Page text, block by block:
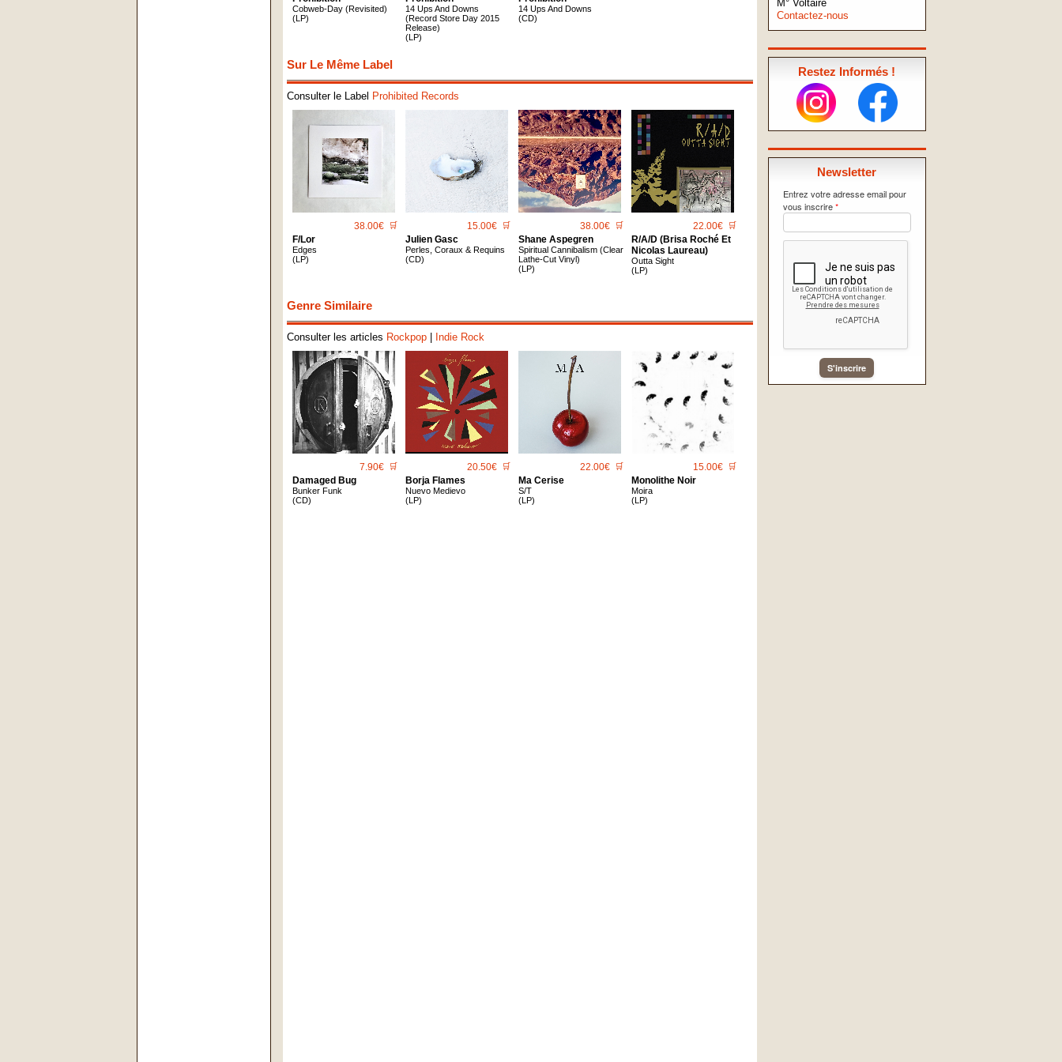
M° Voltaire
Contactez-nous
Restez Informés !
Newsletter
Entrez votre adresse email pour
vous inscrire*
S'inscrire
Cobweb-Day (Revisited)
(LP)
14 Ups And Downs
(Record Store Day 2015
Release)
(LP)
14 Ups And Downs
(CD)
Sur Le Même Label
Consulter le Label Prohibited Records
38.00€ 🛒
F​/​Lor
Edges
(LP)
15.00€ 🛒
Julien Gasc
Perles, Coraux & Requins
(CD)
38.00€ 🛒
Shane Aspegren
Spiritual Cannibalism (Clear
Lathe-Cut Vinyl)
(LP)
22.00€ 🛒
R/A/D (Brisa Roché Et
Nicolas Laureau)
Outta Sight
(LP)
Genre Similaire
Consulter les articles Rockpop| Indie Rock
7.90€ 🛒
Damaged Bug
Bunker Funk
(CD)
20.50€ 🛒
Borja Flames
Nuevo Medievo
(LP)
22.00€ 🛒
Ma Cerise
S/T
(LP)
15.00€ 🛒
Monolithe Noir
Moira
(LP)